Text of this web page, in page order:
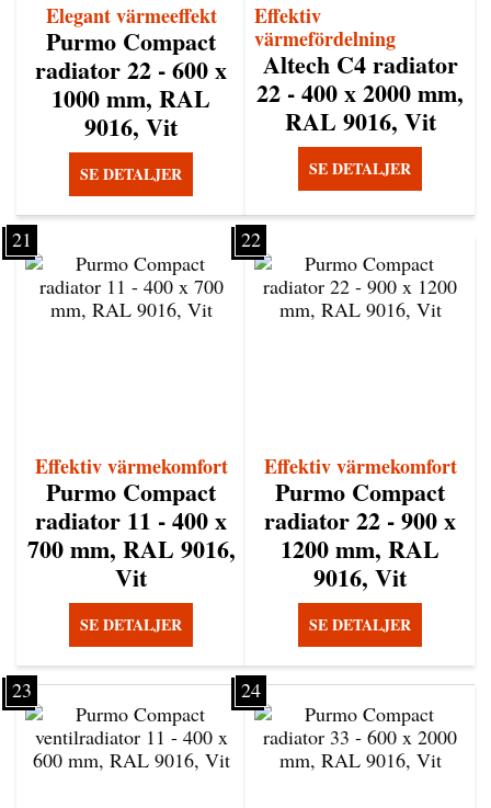
Elegant värmeeffekt
Purmo Compact
radiator 22 - 600 x
1000 mm, RAL
9016, Vit
SE DETALJER
Effektiv
värmefördelning
Altech C4 radiator
22 - 400 x 2000 mm,
RAL 9016, Vit
SE DETALJER
21
Effektiv värmekomfort
Purmo Compact
radiator 11 - 400 x
700 mm, RAL 9016,
Vit
SE DETALJER
22
Effektiv värmekomfort
Purmo Compact
radiator 22 - 900 x
1200 mm, RAL
9016, Vit
SE DETALJER
23 24